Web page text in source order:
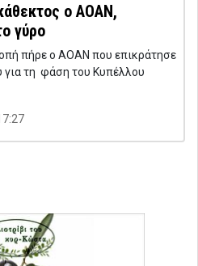
ο ΑΟΑΝ,
γύρο
πήρε ο ΑΟΑΝ που επικράτησε
για τη φάση του Κυπέλλου